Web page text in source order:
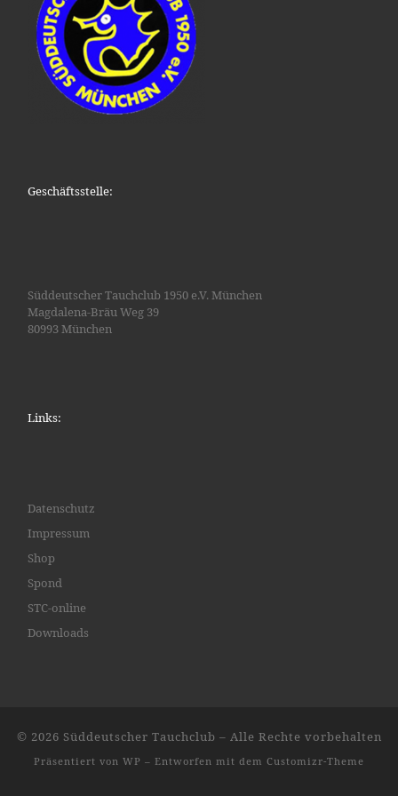
Geschäftsstelle:
Süddeutscher Tauchclub 1950 e.V. München
Magdalena-Bräu Weg 39
80993 München
Links:
Datenschutz
Impressum
Shop
Spond
STC-online
Downloads
© 2026 Süddeutscher Tauchclub – Alle Rechte vorbehalten
Präsentiert von WP – Entworfen mit dem Customizr-Theme